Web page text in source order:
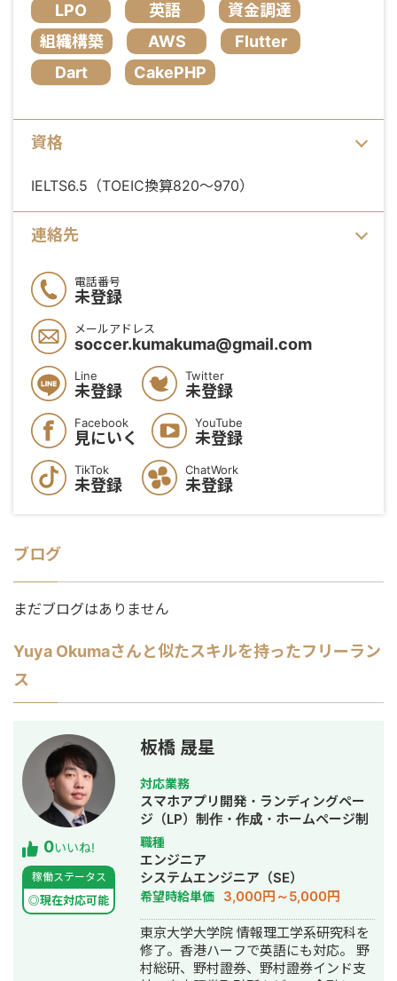
LPO
英語
資金調達
組織構築
AWS
Flutter
Dart
CakePHP
資格
IELTS6.5（TOEIC換算820〜970）
連絡先
電話番号
未登録
メールアドレス
soccer.kumakuma@gmail.com
Line
未登録
Twitter
未登録
Facebook
見にいく
YouTube
未登録
TikTok
未登録
ChatWork
未登録
ブログ
まだブログはありません
Yuya Okumaさんと似たスキルを持ったフリーラン
ス
0いいね!
稼働ステータス
◎現在対応可能
板橋 晟星
対応業務
スマホアプリ開発・ランディングペー
ジ（LP）制作・作成・ホームページ制
作・作成・バナー制作・デザイン・漫
画制作・AI活用
職種
エンジニア
システムエンジニア（SE）
希望時給単価 3,000円～5,000円
東京大学大学院 情報理工学系研究科を
修了。香港ハーフで英語にも対応。 野
村総研、野村證券、野村證券インド支